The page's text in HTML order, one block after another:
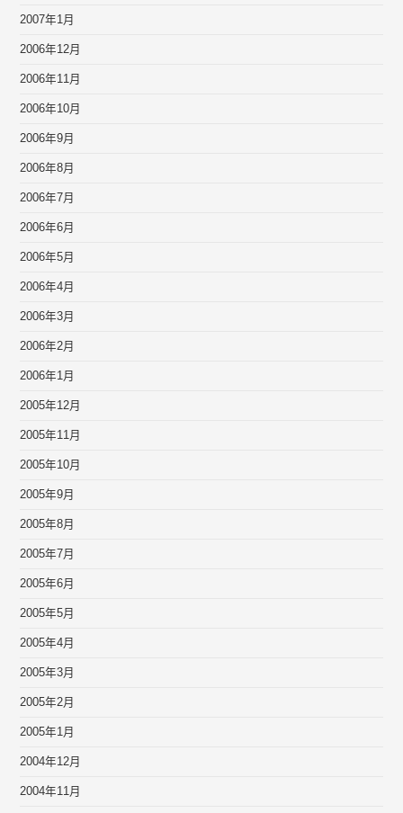
2007年1月
2006年12月
2006年11月
2006年10月
2006年9月
2006年8月
2006年7月
2006年6月
2006年5月
2006年4月
2006年3月
2006年2月
2006年1月
2005年12月
2005年11月
2005年10月
2005年9月
2005年8月
2005年7月
2005年6月
2005年5月
2005年4月
2005年3月
2005年2月
2005年1月
2004年12月
2004年11月